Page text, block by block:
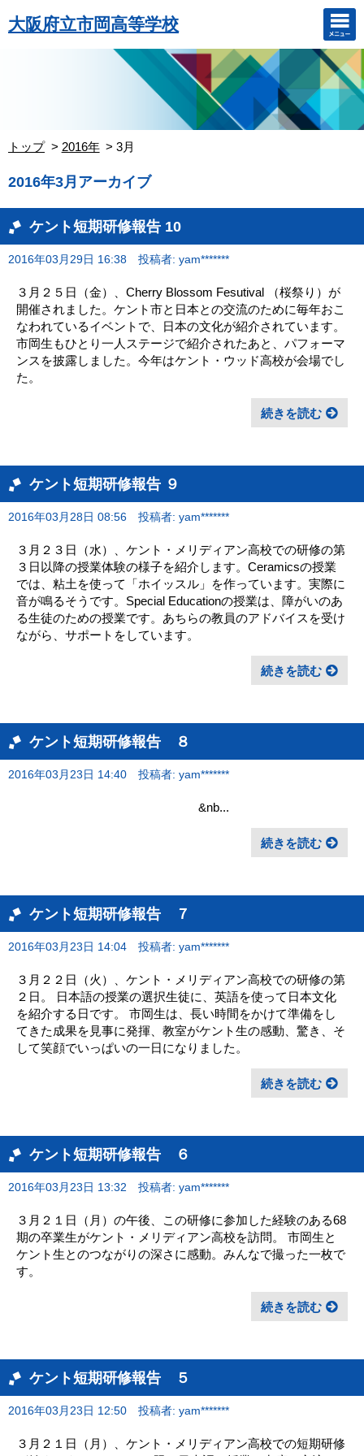
大阪府立市岡高等学校
トップ 2016年 3月
2016年3月アーカイブ
ケント短期研修報告 10
2016年03月29日 16:38 投稿者: yam*******
３月２５日（金）、Cherry Blossom Fesutival （桜祭り）が
開催されました。ケント市と日本との交流のために毎年おこ
なわれているイベントで、日本の文化が紹介されています。
市岡生もひとり一人ステージで紹介されたあと、パフォーマ
ンスを披露しました。今年はケント・ウッド高校が会場でし
た。
続きを読む
ケント短期研修報告 ９
2016年03月28日 08:56 投稿者: yam*******
３月２３日（水）、ケント・メリディアン高校での研修の第
３日以降の授業体験の様子を紹介します。Ceramicsの授業
では、粘土を使って「ホイッスル」を作っています。実際に
音が鳴るそうです。Special Educationの授業は、障がいのあ
る生徒のための授業です。あちらの教員のアドバイスを受け
ながら、サポートをしています。
続きを読む
ケント短期研修報告 ８
2016年03月23日 14:40 投稿者: yam*******
&nb...
続きを読む
ケント短期研修報告 ７
2016年03月23日 14:04 投稿者: yam*******
３月２２日（火）、ケント・メリディアン高校での研修の第
２日。 日本語の授業の選択生徒に、英語を使って日本文化
を紹介する日です。 市岡生は、長い時間をかけて準備をし
てきた成果を見事に発揮、教室がケント生の感動、驚き、そ
して笑顔でいっぱいの一日になりました。
続きを読む
ケント短期研修報告 ６
2016年03月23日 13:32 投稿者: yam*******
３月２１日（月）の午後、この研修に参加した経験のある68
期の卒業生がケント・メリディアン高校を訪問。 市岡生と
ケント生とのつながりの深さに感動。みんなで撮った一枚で
す。
続きを読む
ケント短期研修報告 ５
2016年03月23日 12:50 投稿者: yam*******
３月２１日（月）、ケント・メリディアン高校での短期研修